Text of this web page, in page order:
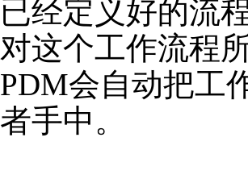
已经定义好的流
对这个工作流程
PDM会自动把工
者手中。